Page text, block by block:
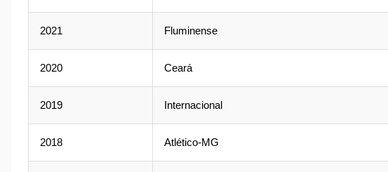
2021 Fluminense
2020 Ceará
2019 Internacional
2018 Atlético-MG